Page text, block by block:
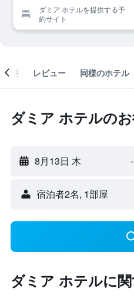
ダミア ホテルを提供する予
約サイト
概要 レビュー 同様のホテル
ダミア ホテルの
8月13日 木 -
宿泊者2名, 1​部屋
ダミア ホテルに